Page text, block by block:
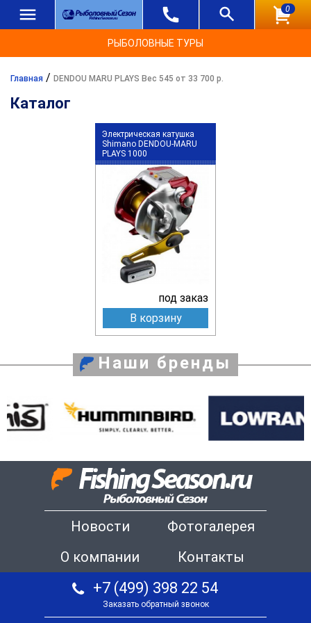
0
РЫБОЛОВНЫЕ ТУРЫ
Главная / DENDOU MARU PLAYS Вес 545 от 33 700 р.
Каталог
Электрическая катушка
Shimano DENDOU-MARU
PLAYS 1000
под заказ
В корзину
Наши бренды
Новости
Фотогалерея
О компании
Контакты
+7 (499) 398 22 54
Заказать обратный звонок